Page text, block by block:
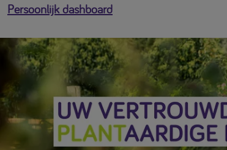
Persoonlijk dashboard